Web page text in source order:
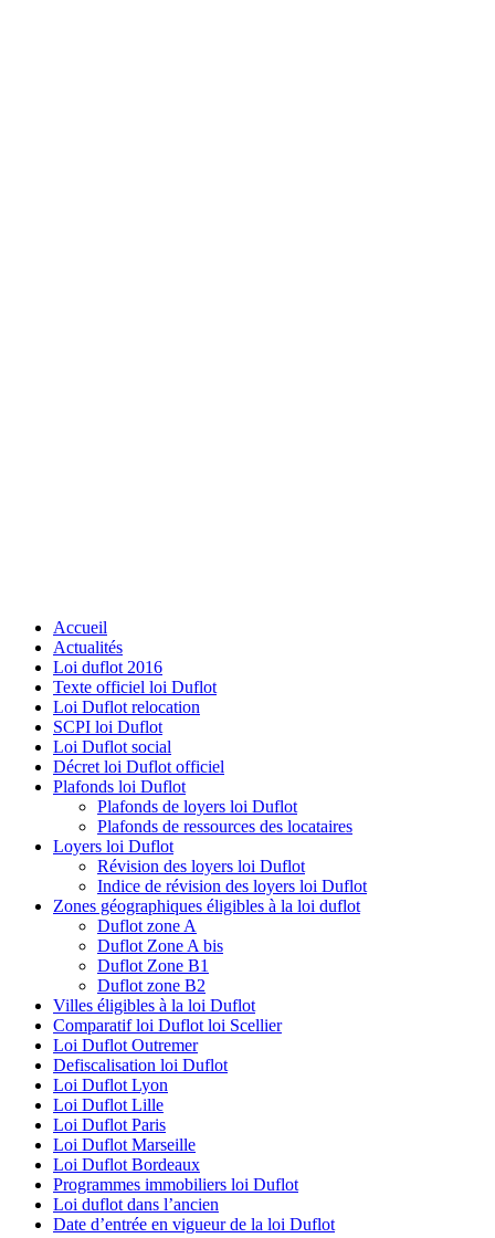
Accueil
Actualités
Loi duflot 2016
Texte officiel loi Duflot
Loi Duflot relocation
SCPI loi Duflot
Loi Duflot social
Décret loi Duflot officiel
Plafonds loi Duflot
Plafonds de loyers loi Duflot
Plafonds de ressources des locataires
Loyers loi Duflot
Révision des loyers loi Duflot
Indice de révision des loyers loi Duflot
Zones géographiques éligibles à la loi duflot
Duflot zone A
Duflot Zone A bis
Duflot Zone B1
Duflot zone B2
Villes éligibles à la loi Duflot
Comparatif loi Duflot loi Scellier
Loi Duflot Outremer
Defiscalisation loi Duflot
Loi Duflot Lyon
Loi Duflot Lille
Loi Duflot Paris
Loi Duflot Marseille
Loi Duflot Bordeaux
Programmes immobiliers loi Duflot
Loi duflot dans l’ancien
Date d’entrée en vigueur de la loi Duflot